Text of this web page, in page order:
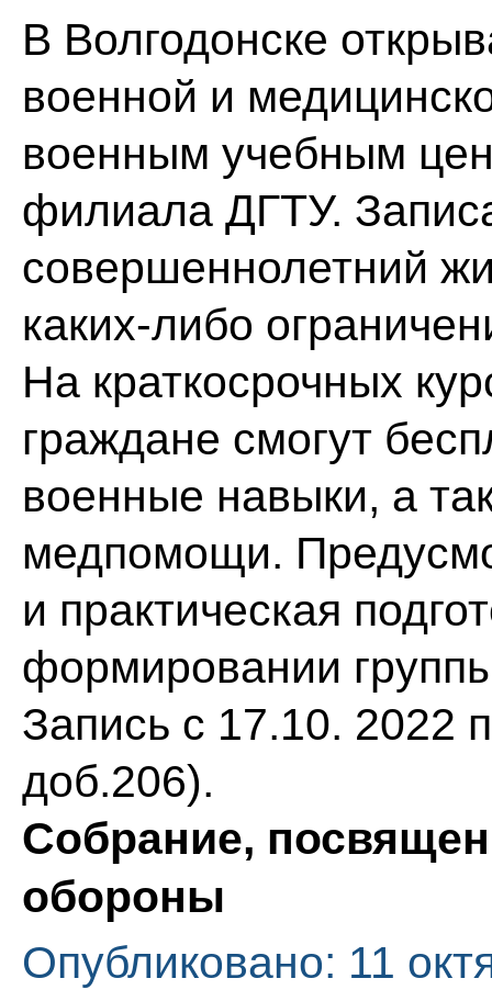
В Волгодонске
военной и
военным учебным
филиала ДГТУ.
совершеннолетний
каких-либо
На краткосрочных
граждане смогут
военные навыки, а
медпомощи.
и практическая
формировании
Запись с 17.10. 2022
доб.206).
Собрание,
обороны
Опубликовано: 11